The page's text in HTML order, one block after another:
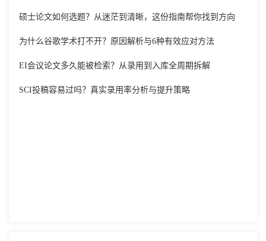
硕士论文如何选题？从迷茫到清晰，这份指南帮你找到方向
为什么谷歌学术打不开？原因解析与6种有效应对方法
EI会议论文多久能被检索？从录用到入库全周期拆解
SCI投稿容易过吗？真实录用率分析与提升策略